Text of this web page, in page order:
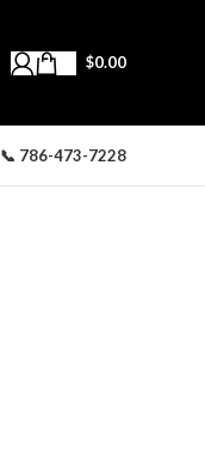
$0.00
📞 786-473-7228